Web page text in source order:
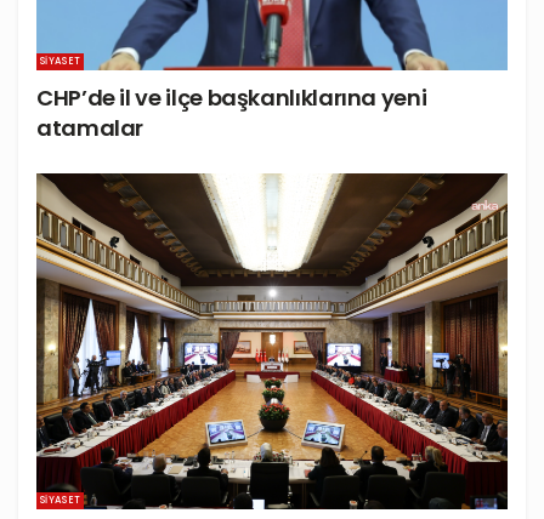
SIYASET
CHP’de il ve ilçe başkanlıklarına yeni
atamalar
SIYASET